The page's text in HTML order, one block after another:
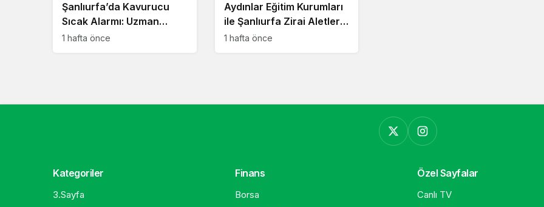
Şanlıurfa’da Kavurucu
Sıcak Alarmı: Uzman
Doktordan Ailelere Hayati
1 hafta önce
Aydınlar Eğitim Kurumları
ile Şanlıurfa Zirai Aletler
Odası Arasında İndirim !
1 hafta önce
Kategoriler
3.Sayfa
Finans
Borsa
Özel Sayfalar
Canlı TV